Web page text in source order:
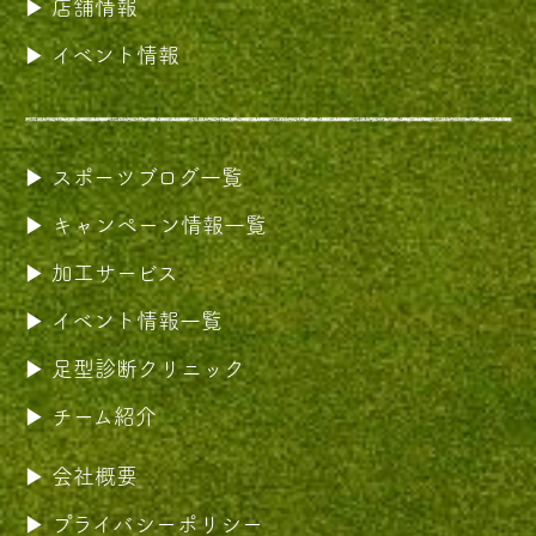
店舗情報
イベント情報
スポーツブログ一覧
キャンペーン情報一覧
加工サービス
イベント情報一覧
足型診断クリニック
チーム紹介
会社概要
プライバシーポリシー